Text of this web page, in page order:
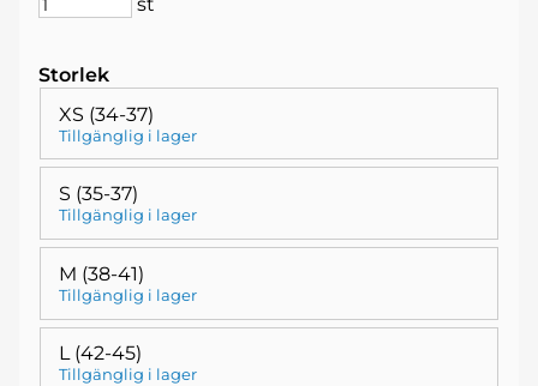
Storlek
XS (34-37)
Tillgänglig i lager
S (35-37)
Tillgänglig i lager
M (38-41)
Tillgänglig i lager
L (42-45)
Tillgänglig i lager